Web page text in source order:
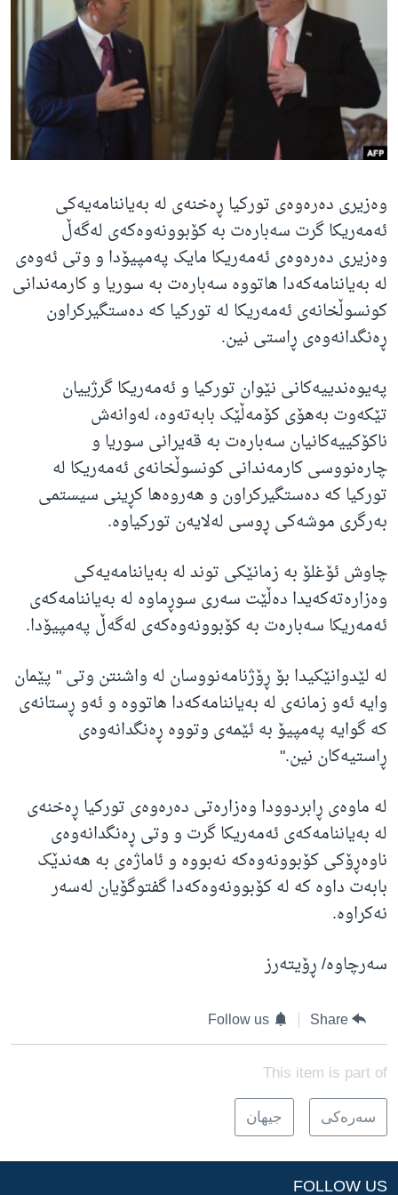
ژیان لە فەرهەنگدا
Learning English
FOLLOW US
زمانه‌کان
وەزیری دەرەوەی تورکیا ڕەخنەی لە بەیاننامەیەکی
ئەمەریکا گرت سەبارەت بە کۆبوونەوەکەی لەگەڵ
وەزیری دەرەوەی ئەمەریکا مایک پەمپیۆدا و وتی ئەوەی
لە بەیاننامەکەدا هاتووە سەبارەت بە سوریا و کارمەندانی
کونسوڵخانەی ئەمەریکا لە تورکیا کە دەستگیرکراون
ڕەنگدانەوەی ڕاستی نین.
پەیوەندییەکانی نێوان تورکیا و ئەمەریکا گرژییان
تێکەوت بەهۆی کۆمەڵێک بابەتەوە، لەوانەش
ناکۆکییەکانیان سەبارەت بە قەیرانی سوریا و
چارەنووسی کارمەندانی کونسوڵخانەی ئەمەریکا لە
تورکیا کە دەستگیرکراون و هەروەها کڕینی سیستمی
بەرگری موشەکی ڕوسی لەلایەن تورکیاوە.
چاوش ئۆغلۆ بە زمانێکی توند لە بەیاننامەیەکی
وەزارەتەکەیدا دەڵێت سەری سوڕماوە لە بەیاننامەکەی
ئەمەریکا سەبارەت بە کۆبوونەوەکەی لەگەڵ پەمپیۆدا.
لە لێدوانێکیدا بۆ ڕۆژنامەنووسان لە واشنتن وتی " پێمان
وایە ئەو زمانەی لە بەیاننامەکەدا هاتووە و ئەو ڕستانەی
کە گوایە پەمپیۆ بە ئێمەی وتووە ڕەنگدانەوەی
ڕاستیەکان نین."
لە ماوەی ڕابردوودا وەزارەتی دەرەوەی تورکیا ڕەخنەی
لە بەیاننامەکەی ئەمەریکا گرت و وتی ڕەنگدانەوەی
ناوەڕۆکی کۆبوونەوەکە نەبووە و ئاماژەی بە هەندێک
بابەت داوە کە لە کۆبوونەوەکەدا گفتوگۆیان لەسەر
نەکراوە.
سەرچاوە/ ڕۆیتەرز
Share
Follow us
This item is part of
سه‌ره‌کی جیهان
FOLLOW US